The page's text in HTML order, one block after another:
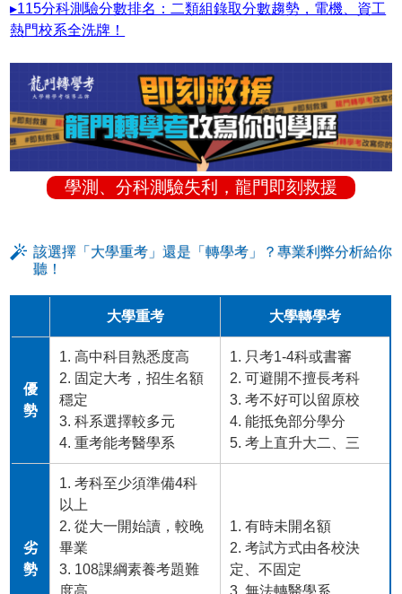
▸115分科測驗分數排名：二類組錄取分數趨勢，電機、資工
熱門校系全洗牌！
學測、分科測驗失利，龍門即刻救援
該選擇「大學重考」還是「轉學考」？專業利弊分析給你
聽！
大學重考 大學轉學考
優
勢
1. 高中科目熟悉度高
2. 固定大考，招生名額
穩定
3. 科系選擇較多元
4. 重考能考醫學系
1. 只考1-4科或書審
2. 可避開不擅長考科
3. 考不好可以留原校
4. 能抵免部分學分
5. 考上直升大二、三
劣
勢
1. 考科至少須準備4科
以上
2. 從大一開始讀，較晚
畢業
3. 108課綱素養考題難
1. 有時未開名額
2. 考試方式由各校決
定、不固定